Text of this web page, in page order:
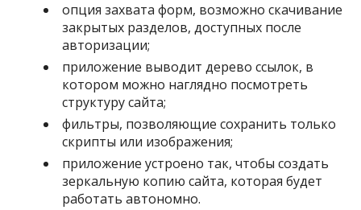
опция захвата форм, возможно скачивание
закрытых разделов, доступных после
авторизации;
приложение выводит дерево ссылок, в
котором можно наглядно посмотреть
структуру сайта;
фильтры, позволяющие сохранить только
скрипты или изображения;
приложение устроено так, чтобы создать
зеркальную копию сайта, которая будет
работать автономно.